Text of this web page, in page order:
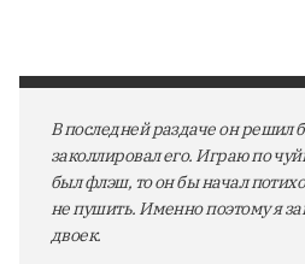
В последней раздаче он решил
заколлировал его. Играю по
был флэш, то он бы начал
не пушить. Именно поэтому я
двоек.